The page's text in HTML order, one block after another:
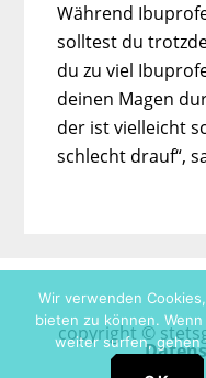
Während
solltest du
du zu viel
deinen Magen
der ist vielleicht
schlecht drauf“,
copyright ©
Wir verwenden
bieten zu können.
weiter surfen, gehen